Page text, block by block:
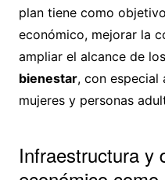
plan tiene como
económico, mejorar la
ampliar el alcance de los
bienestar, con especial
mujeres y personas
Infraestructura y